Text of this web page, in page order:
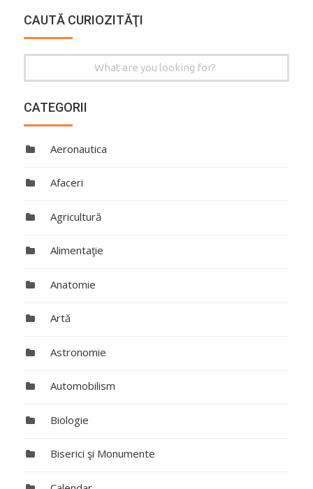
CAUTĂ CURIOZITĂŢI
for:
CATEGORII
Aeronautica
Afaceri
Agricultură
Alimentaţie
Anatomie
Artă
Astronomie
Automobilism
Biologie
Biserici şi Monumente